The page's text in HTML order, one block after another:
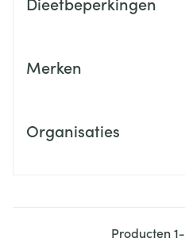
Merken
Organisaties
Producten1-